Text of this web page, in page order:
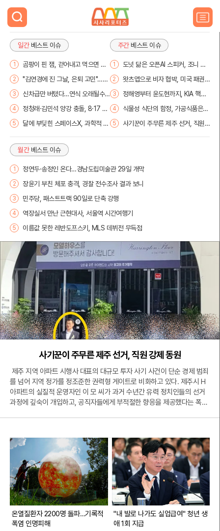
검
색
주
요
메
뉴
치
기
일간베스트 이슈
1
곰팡이 핀 잼, 걷어내고 먹으면 암
2
"김연경에 진 그날, 은퇴 고민"…귀
3
신차급만 버텼다…연식 오래될수
록 중고차값 뚝
4
정청래·김민석 양강 충돌, 8·17 전
당대회 시계제로
5
달에 부딪힌 스페이스X, 과학적 통
주간베스트 이슈
1
도넛 닮은 오픈AI 스피커, 조니 아
2
왓츠앱으로 비자 협박, 미국 패권
3
정해영부터 윤도현까지, KIA 핵심
4
식물성 식단의 함정, 가공식품은
5
사기꾼이 주무른 제주 선거, 직원
월간베스트 이슈
1 정연두·송정인 온다…경남도립미술관 29일 개막
2 장윤기 부친 체포 충격, 경찰 전수조사 결과 보니
3 민주당, 패스트트랙 90일로 단축 강행
4 역장실서 만난 근현대사, 서울역 시간여행기
5 이름값 못한 레반도프스키, MLS 데뷔전 무득점
사기꾼이 주무른 제주 선거, 직원 강제 동원
제주 지역 아파트 시행사 대표의 대규모 투자 사기 사건이 단순 경제 범죄
를 넘어 지역 정가를 정조준한 권력형 게이트로 비화하고 있다. 제주시 H
아파트의 실질적 운영자인 이 모 씨가 과거 수년간 유력 정치인들의 선거
과정에 깊숙이 개입하고, 공직자들에게 부적절한 향응을 제공했다는 폭로
대선 경선과 지방선거 당시 특정 후보들을 위해 조직적인 지원 활동을 펼
친 것으로 드러났다. 이 씨는 자신이 운영하는 시행사 직원들의 명의를 도
용하거나 압박하는 방식으로 수백 장의 입당원서를 확보해 문대림 의원과
오영훈 전 지사 측에 전달했다는 의혹을 받는다. 당시 직원들은 회사가 정
상적인 업무 공간이 아닌 특정 정당의 선거 캠프처럼 운영되었다고 증언하
며 강압적인 분위기를 폭로했다.특히 오영훈 전 지사 측과의 유착 정황은
구체적인 물증과 함께 제시되고 있다. 지난 지방선거의 마지막 총력 유세
가 이 씨 소유의 모델하우스 부지에서 진행된 점이 핵심 쟁점이다. 해당 부
지는 계약상 용도 외 사용이 금지된 곳이었으나, 이 씨가 무상으로 제공했
온열질환자 2200명 돌파…기록적
폭염 인명피해
"내 발로 나가도 실업급여" 청년 생
애 1회 지급